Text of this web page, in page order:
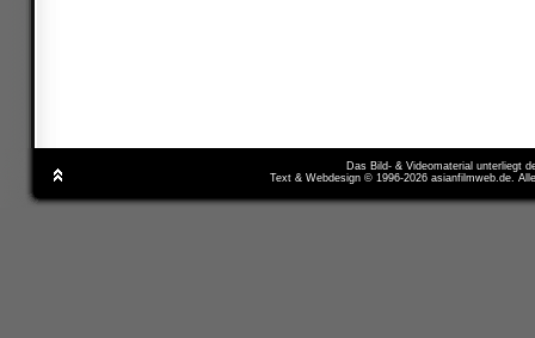
Das Bild- & Videomaterial unterliegt
Text & Webdesign © 1996-2026 asianfilmweb.de.